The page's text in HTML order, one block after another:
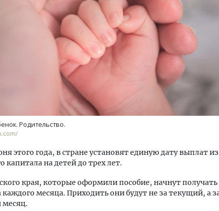
Родительство.
этого года, в стране установят единую дату выплат из
капитала на детей до трех лет.
края, которые оформили пособие, начнут получать
каждого месяца. Приходить они будут не за текущий, а
берега. Гендиректор
инициативы» Юрий
— о том, как девелоперу
на плаву, когда рынок
Смелость архитектурных
Генеральный директор
ЗИАС — об эстетике
трендах в фасадах и
СТРОИТЕЛЬСТВО